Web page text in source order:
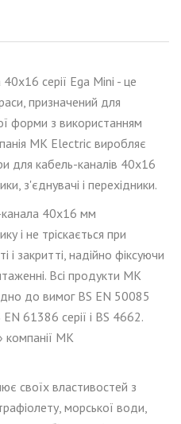
серії Ega Mini - це
, призначений для
форми з використанням
MK Electric виробляє
для кабель-каналів 40x16
з'єднувачі і перехідники.
40x16 мм
і не тріскається при
і і закритті , надійно фіксуючи
Всі продукти МК
до вимог BS EN 50085
61386 серії і BS 4662.
компанії МК
своїх властивостей з
морської води,